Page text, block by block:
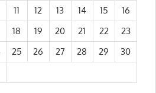
11 12 13 14 15
16
18 19 20 21 22
23
25 26 27 28 29
30